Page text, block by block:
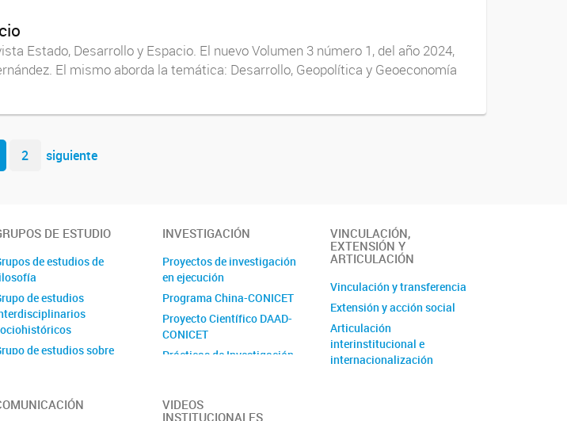
Estado, Desarrollo y Espacio. El nuevo Volumen 3 número 1, del año 2024,
El mismo aborda la temática: Desarrollo, Geopolítica y Geoeconomía
2 siguiente
DE ESTUDIO
de estudios de
de estudios
de estudios sobre
espacio y desarrollo
INVESTIGACIÓN
Proyectos de investigación
en ejecución
Programa China-CONICET
Proyecto Científico DAAD-
CONICET
Prácticas de Investigación
VINCULACIÓN,
EXTENSIÓN Y
ARTICULACIÓN
Vinculación y transferencia
Extensión y acción social
Articulación
interinstitucional e
internacionalización
VIDEOS
INSTITUCIONALES